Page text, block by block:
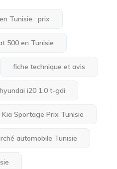
Tunisie : prix
500 en Tunisie
fiche technique et avis
hyundai i20 1.0 t-gdi
Kia Sportage Prix Tunisie
automobile Tunisie